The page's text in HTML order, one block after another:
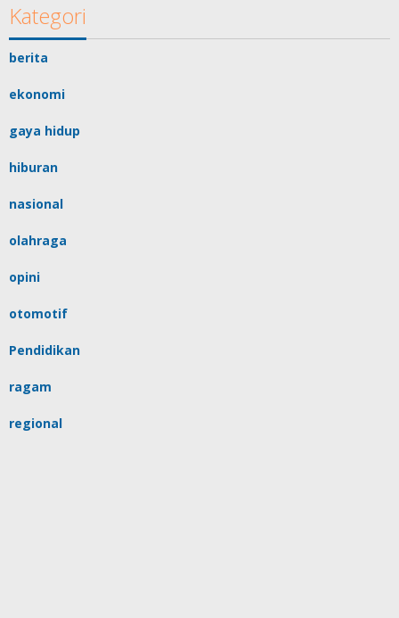
Kategori
berita
ekonomi
gaya hidup
hiburan
nasional
olahraga
opini
otomotif
Pendidikan
ragam
regional